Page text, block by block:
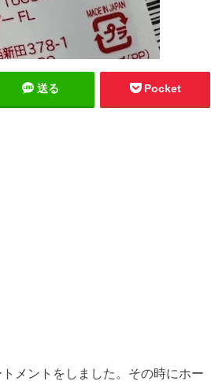
送る Pocket
メントをしました。その時にホー